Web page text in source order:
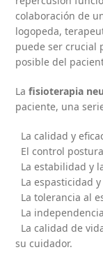
colaboración de
logopeda,
puede ser crucial
posible del
Lafisioterapia
paciente, una
La calidad y
El control
La estabilidad y
La espasticidad
La tolerancia al
La
La calidad de
su cuidador.